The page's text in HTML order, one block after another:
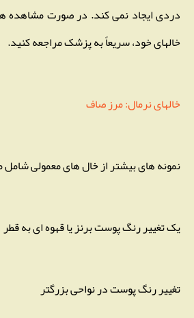
دردی ایجاد نمی کند. در صورت مشاهده
خالهای خود، سریعاً به پزشک مراجعه کنید.
خالهای نرمال: مرز صاف
نمونه های بیشتر از خال های معمولی
یک تغییر رنگ پوست برنز یا قهوه ای به قطر 1 تا 2 میلیمتر
تغییر رنگ پوست در نواحی بزرگتر